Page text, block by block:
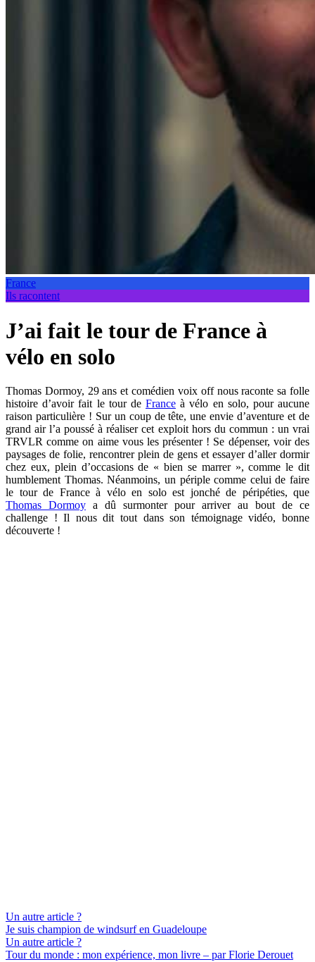
France
Ils racontent
J’ai fait le tour de France à
vélo en solo
Thomas Dormoy, 29 ans et comédien voix off nous raconte sa folle
histoire d’avoir fait le tour de France à vélo en solo, pour aucune
raison particulière ! Sur un coup de tête, une envie d’aventure et de
grand air l’a poussé à réaliser cet exploit hors du commun : un vrai
TRVLR comme on aime vous les présenter ! Se dépenser, voir des
paysages de folie, rencontrer plein de gens et essayer d’aller dormir
chez eux, plein d’occasions de « bien se marrer », comme le dit
humblement Thomas. Néanmoins, un périple comme celui de faire
le tour de France à vélo en solo est jonché de péripéties, que
Thomas Dormoy a dû surmonter pour arriver au bout de ce
challenge ! Il nous dit tout dans son témoignage vidéo, bonne
découverte !
Un autre article ?
Je suis champion de windsurf en Guadeloupe
Un autre article ?
Tour du monde : mon expérience, mon livre – par Florie Derouet